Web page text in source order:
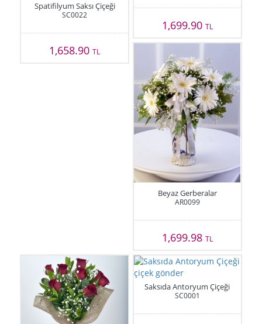
Spatifilyum Saksı Çiçeği
SC0022
1,658.90TL
1,699.90 TL
Beyaz Gerberalar
AR0099
1,699.98 TL
Saksıda Antoryum Çiçeği
SC0001